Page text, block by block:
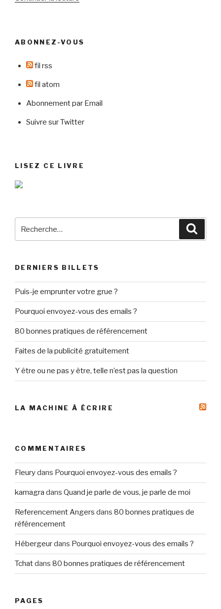
nouvelle
ABONNEZ-VOUS
fil rss
fil atom
Abonnement par Email
Suivre sur Twitter
LISEZ CE LIVRE
pour
DERNIERS BILLETS
Puis-je emprunter votre grue ?
Pourquoi envoyez-vous des emails ?
80 bonnes pratiques de référencement
Faites de la publicité gratuitement
Y être ou ne pas y être, telle n’est pas la question
LA MACHINE À ÉCRIRE
COMMENTAIRES
Fleurydans Pourquoi envoyez-vous des emails ?
kamagra dans Quand je parle de vous, je parle de moi
Referencement Angers dans 80 bonnes pratiques de
référencement
Hébergeurdans Pourquoi envoyez-vous des emails ?
Tchatdans 80 bonnes pratiques de référencement
PAGES